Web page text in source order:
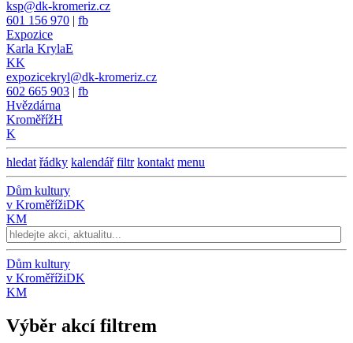
ksp@dk-kromeriz.cz
601 156 970 | fb
Expozice
Karla KrylaE
KK
expozicekryl@dk-kromeriz.cz
602 665 903 | fb
Hvězdárna
KroměřížH
K
hledat řádky kalendář filtr kontakt menu
Dům kultury
v KroměřížiDK
KM
Dům kultury
v KroměřížiDK
KM
Výběr akcí filtrem